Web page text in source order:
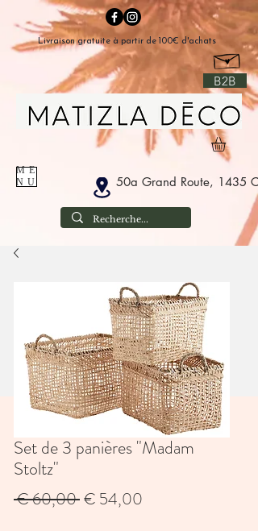
B2B
50a Grand Route, 1435
ME
NU
Livraison gratuite à partir de 100€ d'achats
Set de 3 panières "Madam
Stoltz"
€ 60,00 Normale
€ 54,00